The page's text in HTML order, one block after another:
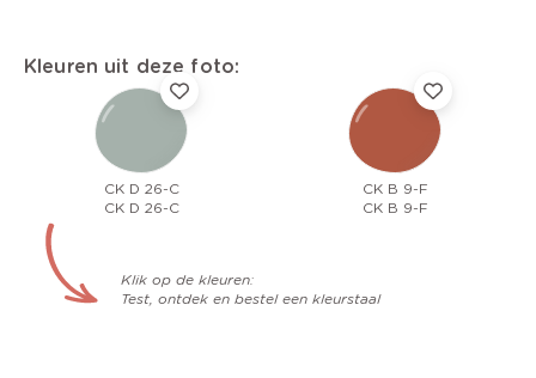
Kleuren uit deze foto:
CK D 26-C
CK D 26-C
CK B 9-F
CK B 9-F
Klik op de kleuren:
Test, ontdek en bestel een kleurstaal